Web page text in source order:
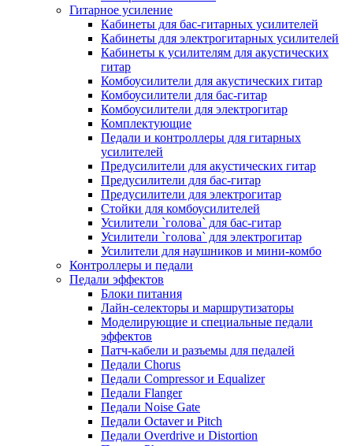
Гитарное усиление
Кабинеты для бас-гитарных усилителей
Кабинеты для электрогитарных усилителей
Кабинеты к усилителям для акустических
гитар
Комбоусилители для акустических гитар
Комбоусилители для бас-гитар
Комбоусилители для электрогитар
Комплектующие
Педали и контроллеры для гитарных
усилителей
Предусилители для акустических гитар
Предусилители для бас-гитар
Предусилители для электрогитар
Стойки для комбоусилителей
Усилители `голова` для бас-гитар
Усилители `голова` для электрогитар
Усилители для наушников и мини-комбо
Контроллеры и педали
Педали эффектов
Блоки питания
Лайн-селекторы и маршрутизаторы
Моделирующие и специальные педали
эффектов
Патч-кабели и разъемы для педалей
Педали Chorus
Педали Compressor и Equalizer
Педали Flanger
Педали Noise Gate
Педали Octaver и Pitch
Педали Overdrive и Distortion